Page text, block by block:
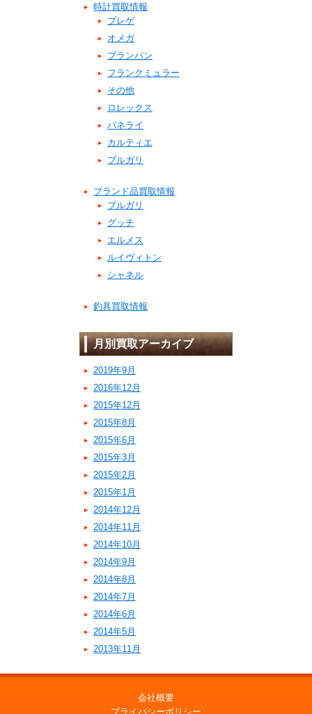
時計買取情報
ブレゲ
オメガ
ブランパン
フランクミュラー
その他
ロレックス
パネライ
カルティエ
ブルガリ
ブランド品買取情報
ブルガリ
グッチ
エルメス
ルイヴィトン
シャネル
釣具買取情報
月別買取アーカイブ
2019年9月
2016年12月
2015年12月
2015年8月
2015年6月
2015年3月
2015年2月
2015年1月
2014年12月
2014年11月
2014年10月
2014年9月
2014年8月
2014年7月
2014年6月
2014年5月
2013年11月
会社概要
プライバシーポリシー